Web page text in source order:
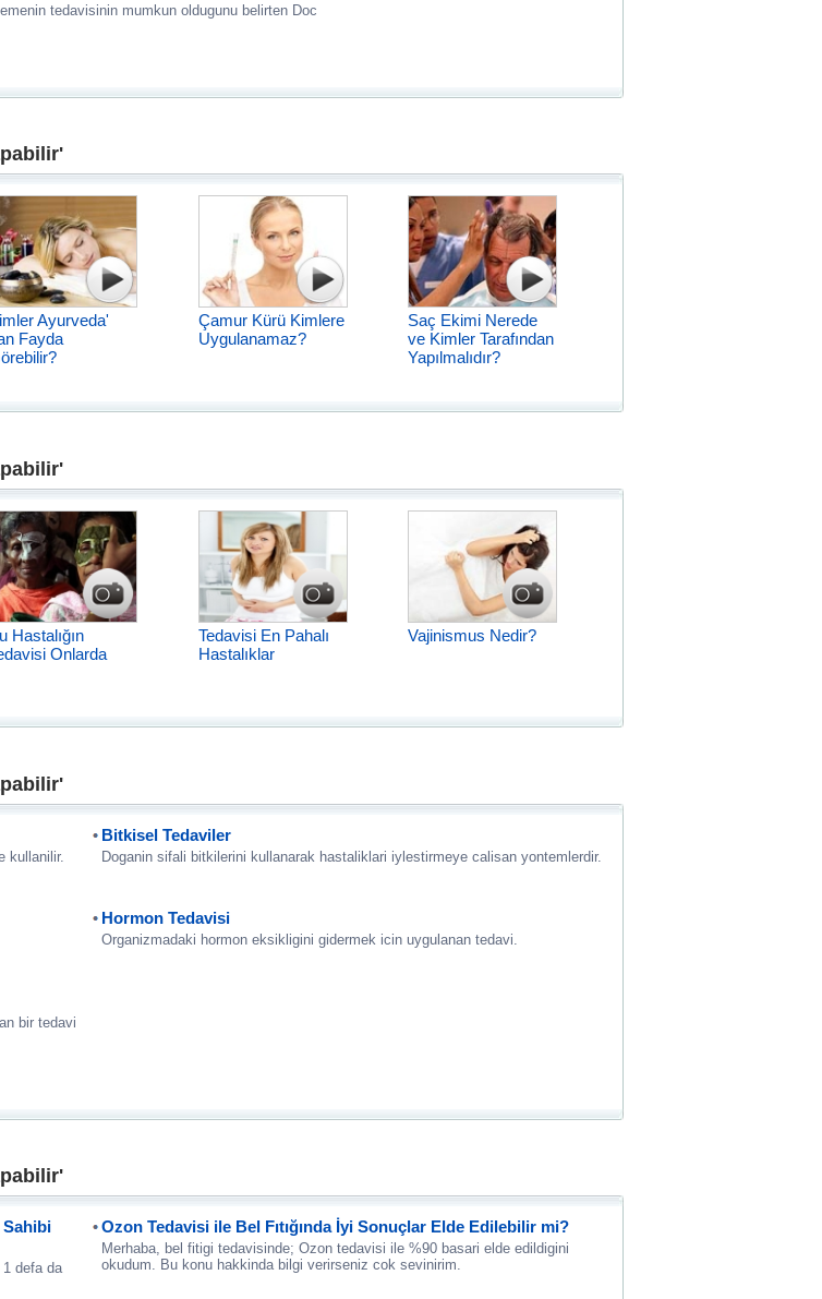
tedavisinin mumkun oldugunu belirten Doc
Ayurveda'
Fayda
Çamur Kürü Kimlere
Uygulanamaz?
Saç Ekimi Nerede
ve Kimler Tarafından
Yapılmalıdır?
Hastalığın
Onlarda
Tedavisi En Pahalı
Hastalıklar
Vajinismus Nedir?
kullanilir.
Bitkisel Tedaviler
Doganin sifali bitkilerini kullanarak hastaliklari iylestirmeye calisan yontemlerdir.
Hormon Tedavisi
Organizmadaki hormon eksikligini gidermek icin uygulanan tedavi.
bir tedavi
Sahibi
defa da
Ozon Tedavisi ile Bel Fıtığında İyi Sonuçlar Elde Edilebilir mi?
Merhaba, bel fitigi tedavisinde; Ozon tedavisi ile %90 basari elde edildigini
okudum. Bu konu hakkinda bilgi verirseniz cok sevinirim.